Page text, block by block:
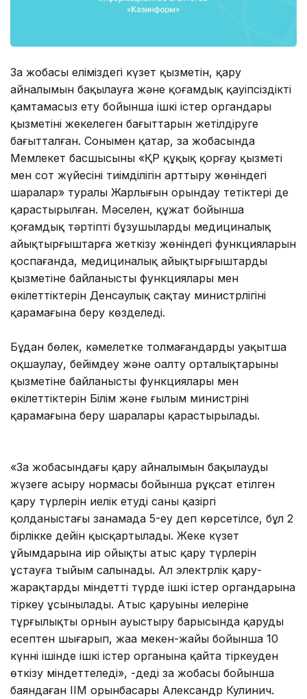
Заң жобасы еліміздегі күзет қызметін, қару
айналымын бақылауға және қоғамдық қауіпсіздікті
қамтамасыз ету бойынша ішкі істер органдары
қызметінің жекелеген бағыттарын жетілдіруге
бағытталған. Сонымен қатар, заң жобасында
Мемлекет басшысының «ҚР құқық қорғау қызметі
мен сот жүйесінің тиімділігін арттыру жөніндегі
шаралар» туралы Жарлығын орындау тетіктері де
қарастырылған. Мәселен, құжат бойынша
қоғамдық тәртіпті бұзушыларды медициналық
айықтырғыштарға жеткізу жөніндегі функцияларын
қоспағанда, медициналық айықтырғыштардың
қызметіне байланысты функциялары мен
өкілеттіктерін Денсаулық сақтау министрлігінің
қарамағына беру көзделеді.
Бұдан бөлек, кәмелетке толмағандарды уақытша
оқшаулау, бейімдеу және оңалту орталықтарының
қызметіне байланысты функциялары мен
өкілеттіктерін Білім және ғылым министрінің
қарамағына беру шаралары қарастырылады.
«Заң жобасындағы қару айналымын бақылауды
жүзеге асыру нормасы бойынша рұқсат етілген
қару түрлерін иелік етудің саны қазіргі
қолданыстағы заңнамада 5-еу деп көрсетілсе, бұл 2
бірлікке дейін қысқартылады. Жеке күзет
ұйымдарына иір ойықты атыс қару түрлерін
ұстауға тыйым салынады. Ал электрлік қару-
жарақтарды міндетті түрде ішкі істер органдарына
тіркеу ұсынылады. Атыс қаруының иелеріне
тұрғылықты орнын ауыстыру барысында қаруды
есептен шығарып, жаңа мекен-жайы бойынша 10
күннің ішінде ішкі істер органына қайта тіркеуден
өткізу міндеттеледі», -деді заң жобасы бойынша
баяндаған ІІМ орынбасары Александр Кулинич.